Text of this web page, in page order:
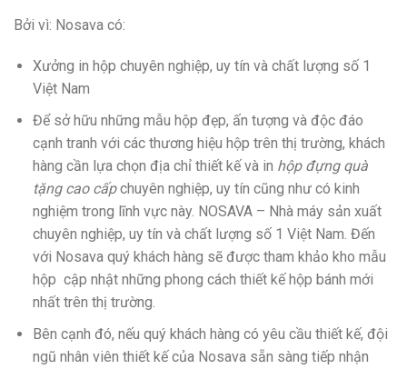
Bởi vì: Nosava có:
Xưởng in hộp chuyên nghiệp, uy tín và chất lượng số 1
Việt Nam
Để sở hữu những mẫu hộp đẹp, ấn tượng và độc đáo
cạnh tranh với các thương hiệu hộp trên thị trường, khách
hàng cần lựa chọn địa chỉ thiết kế và in hộp đựng quà
tặng cao cấpchuyên nghiệp, uy tín cũng như có kinh
nghiệm trong lĩnh vực này. NOSAVA – Nhà máy sản xuất
chuyên nghiệp, uy tín và chất lượng số 1 Việt Nam. Đến
với Nosava quý khách hàng sẽ được tham khảo kho mẫu
hộp cập nhật những phong cách thiết kế hộp bánh mới
nhất trên thị trường.
Bên cạnh đó, nếu quý khách hàng có yêu cầu thiết kế, đội
ngũ nhân viên thiết kế của Nosava sẵn sàng tiếp nhận